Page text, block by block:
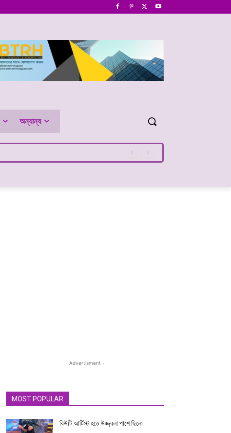
অন্যান্য
- Advertisment -
MOST POPULAR
বিউটি আর্টিস্ট হতে উজ্জ্বলা পাশে ছিলো